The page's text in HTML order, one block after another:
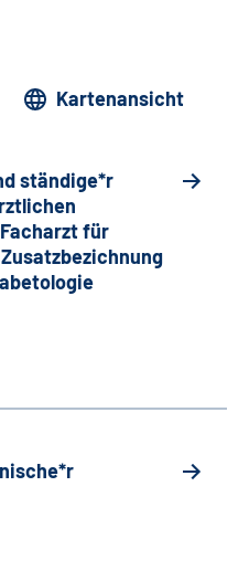
Kartenansicht
ständige*r
für